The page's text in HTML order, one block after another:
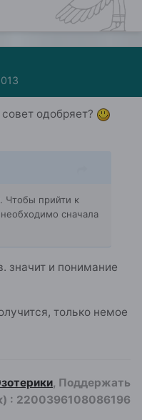
одобряет?
Чтобы прийти к
сначала
значит и понимание
только немое
, Поддержать
: 2200396108086196